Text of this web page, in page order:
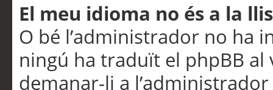
El meu idioma no és a la
O bé l’administrador no ha
ningú ha traduït el phpBB
demanar-li a